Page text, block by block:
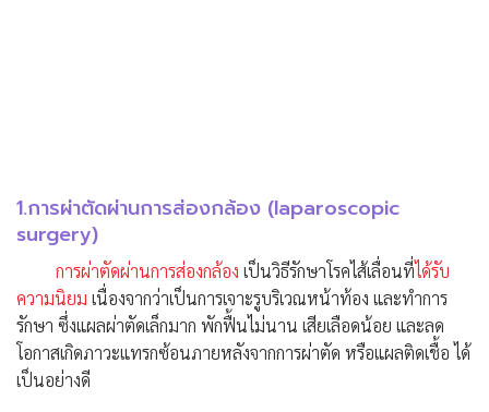
1.การผ่าตัดผ่านการส่องกล้อง (laparoscopic
surgery)
การผ่าตัดผ่านการส่องกล้อง เป็นวิธีรักษาโรคไส้เลื่อนที่ได้รับ
ความนิยม เนื่องจากว่าเป็นการเจาะรูบริเวณหน้าท้อง และทำการ
รักษา ซึ่งแผลผ่าตัดเล็กมาก พักฟื้นไม่นาน เสียเลือดน้อย และลด
โอกาสเกิดภาวะแทรกซ้อนภายหลังจากการผ่าตัด หรือแผลติดเชื้อ ได้
เป็นอย่างดี